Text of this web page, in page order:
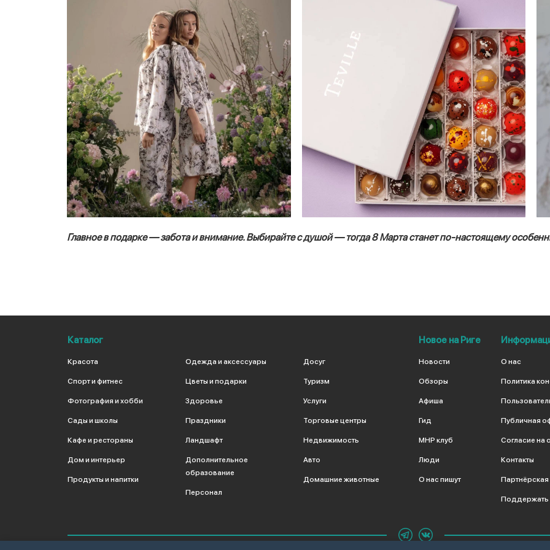
Главное в подарке — забота и внимание. Выбирайте с душой — тогда 8 Марта станет по-настоящему
Каталог
Красота
Спорт и фитнес
Фотография и хобби
Сады и школы
Кафе и рестораны
Дом и интерьер
Продукты и напитки
Одежда и аксессуары
Цветы и подарки
Здоровье
Праздники
Ландшафт
Дополнительное
образование
Персонал
Досуг
Туризм
Услуги
Торговые центры
Недвижимость
Авто
Домашние животные
Новое на Риге
Новости
Обзоры
Афиша
Гид
МНР клуб
Люди
О нас пишут
О нас
Политика
Публичная
Согласие на
Контакты
Поддержать